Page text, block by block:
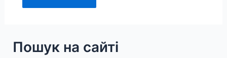
Пошук на сайті